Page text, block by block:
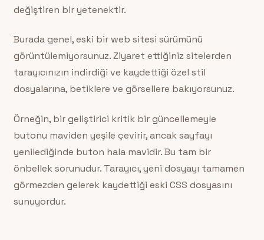
değiştiren bir yetenektir.
Burada genel, eski bir web sitesi sürümünü
görüntülemiyorsunuz. Ziyaret ettiğiniz sitelerden
tarayıcınızın indirdiği ve kaydettiği özel stil
dosyalarına, betiklere ve görsellere bakıyorsunuz.
Örneğin, bir geliştirici kritik bir güncellemeyle
butonu maviden yeşile çevirir, ancak sayfayı
yenilediğinde buton hala mavidir. Bu tam bir
önbellek sorunudur. Tarayıcı, yeni dosyayı tamamen
görmezden gelerek kaydettiği eski CSS dosyasını
sunuyordur.